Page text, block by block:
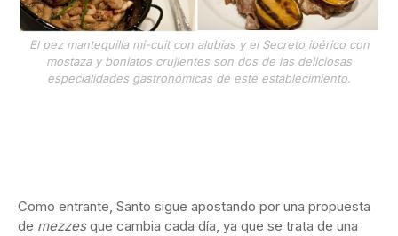
El pez mantequilla mi-cuit con alubias y el Secreto ibérico con
mostaza y boniatos crujientes son dos de las deliciosas
especialidades gastronómicas de este establecimiento.
Como entrante, Santo sigue apostando por una propuesta
de mezzesque cambia cada día, ya que se trata de una